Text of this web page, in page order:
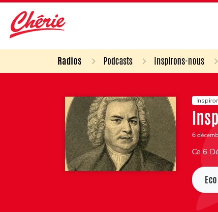
Radios Podcasts Inspirons-nous
6
Ce 6